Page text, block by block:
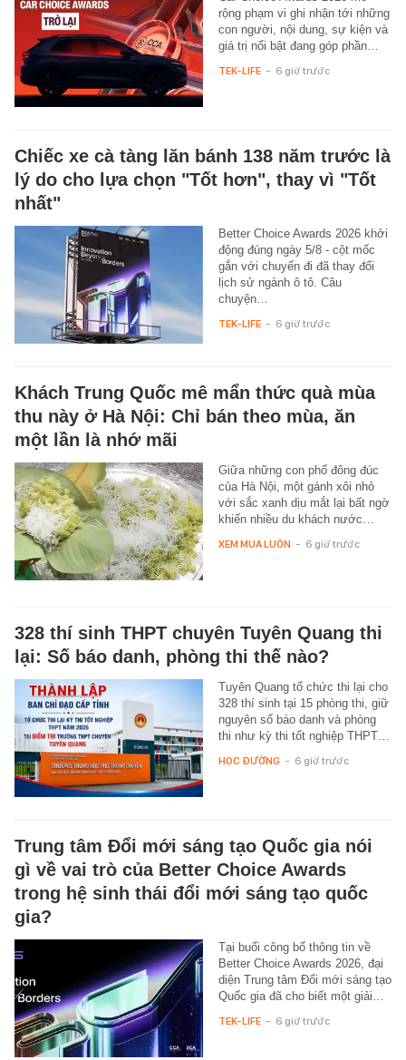
rộng phạm vi ghi nhận tới những
con người, nội dung, sự kiện và
giá trị nổi bật đang góp phần…
TEK-LIFE - 6 giờ trước
Chiếc xe cà tàng lăn bánh 138 năm trước là
lý do cho lựa chọn "Tốt hơn", thay vì "Tốt
nhất"
Better Choice Awards 2026 khởi
động đúng ngày 5/8 - cột mốc
gắn với chuyến đi đã thay đổi
lịch sử ngành ô tô. Câu
chuyện…
TEK-LIFE - 6 giờ trước
Khách Trung Quốc mê mẩn thức quà mùa
thu này ở Hà Nội: Chỉ bán theo mùa, ăn
một lần là nhớ mãi
Giữa những con phố đông đúc
của Hà Nội, một gánh xôi nhỏ
với sắc xanh dịu mắt lại bất ngờ
khiến nhiều du khách nước…
XEM MUA LUÔN - 6 giờ trước
328 thí sinh THPT chuyên Tuyên Quang thi
lại: Số báo danh, phòng thi thế nào?
Tuyên Quang tổ chức thi lại cho
328 thí sinh tại 15 phòng thi, giữ
nguyên số báo danh và phòng
thi như kỳ thi tốt nghiệp THPT…
HỌC ĐƯỜNG - 6 giờ trước
Trung tâm Đổi mới sáng tạo Quốc gia nói
gì về vai trò của Better Choice Awards
trong hệ sinh thái đổi mới sáng tạo quốc
gia?
Tại buổi công bố thông tin về
Better Choice Awards 2026, đại
diện Trung tâm Đổi mới sáng tạo
Quốc gia đã cho biết một giải…
TEK-LIFE - 6 giờ trước